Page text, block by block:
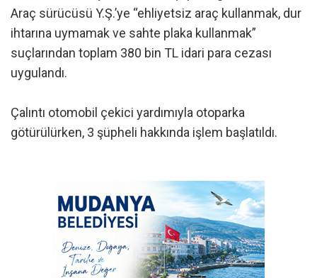
Araç sürücüsü Y.Ş.’ye “ehliyetsiz araç kullanmak, dur
ihtarına uymamak ve sahte plaka kullanmak”
suçlarından toplam 380 bin TL idari para cezası
uygulandı.
Çalıntı otomobil çekici yardımıyla otoparka
götürülürken, 3 şüpheli hakkında işlem başlatıldı.